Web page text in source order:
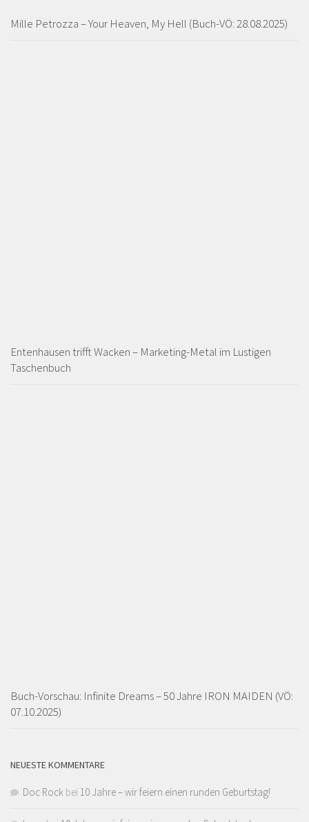
Mille Petrozza – Your Heaven, My Hell (Buch-VÖ: 28.08.2025)
Entenhausen trifft Wacken – Marketing-Metal im Lustigen
Taschenbuch
Buch-Vorschau: Infinite Dreams – 50 Jahre IRON MAIDEN (VÖ:
07.10.2025)
NEUESTE KOMMENTARE
Doc Rock bei 10 Jahre – wir feiern einen runden Geburtstag!